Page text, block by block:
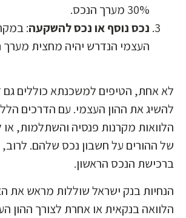
30% מערך הנכס.
נכס נוסף או נכס להשקעה: במקרה
העצמי הנדרש יהיה מחצית מערך הנכס
לא אחת, הטיפים למשכנתא כוללים גם
להשיג את ההון העצמי. עם הדרכים הללו
הלוואות מקרנות פנסיה והשתלמות, או
של ההורים על חשבון נכס שלהם. לרוב,
ברכישת הנכס הראשון.
הנחיות בנק ישראל שוללות מראש את
הלוואה בנקאית או אחרת לצורך ההון